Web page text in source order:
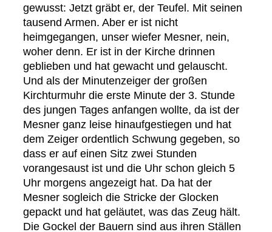
gewusst: Jetzt gräbt er, der Teufel. Mit seinen
tausend Armen. Aber er ist nicht
heimgegangen, unser wiefer Mesner, nein,
woher denn. Er ist in der Kirche drinnen
geblieben und hat gewacht und gelauscht.
Und als der Minutenzeiger der großen
Kirchturmuhr die erste Minute der 3. Stunde
des jungen Tages anfangen wollte, da ist der
Mesner ganz leise hinaufgestiegen und hat
dem Zeiger ordentlich Schwung gegeben, so
dass er auf einen Sitz zwei Stunden
vorangesaust ist und die Uhr schon gleich 5
Uhr morgens angezeigt hat. Da hat der
Mesner sogleich die Stricke der Glocken
gepackt und hat geläutet, was das Zeug hält.
Die Gockel der Bauern sind aus ihren Ställen